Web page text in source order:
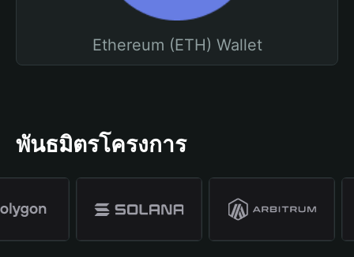
Ethereum (ETH) Wallet
พันธมิตรโครงการ